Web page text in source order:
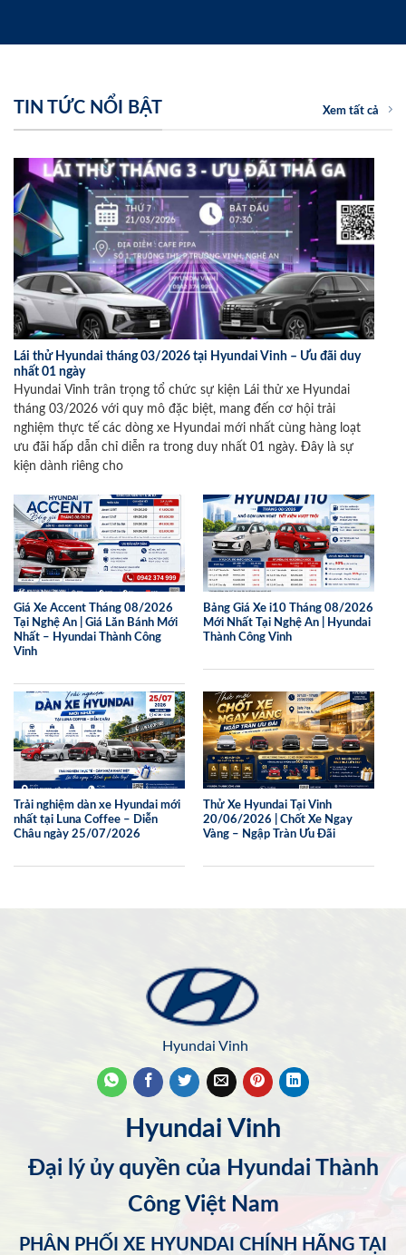
TIN TỨC NỔI BẬT Xem tất cả
Lái thử Hyundai tháng 03/2026 tại Hyundai Vinh – Ưu đãi duy
nhất 01 ngày
Hyundai Vinh trân trọng tổ chức sự kiện Lái thử xe Hyundai
tháng 03/2026 với quy mô đặc biệt, mang đến cơ hội trải
nghiệm thực tế các dòng xe Hyundai mới nhất cùng hàng loạt
ưu đãi hấp dẫn chỉ diễn ra trong duy nhất 01 ngày. Đây là sự
kiện dành riêng cho
Giá Xe Accent Tháng 08/2026
Tại Nghệ An | Giá Lăn Bánh Mới
Nhất – Hyundai Thành Công
Vinh
Bảng Giá Xe i10 Tháng 08/2026
Mới Nhất Tại Nghệ An | Hyundai
Thành Công Vinh
Trải nghiệm dàn xe Hyundai mới
nhất tại Luna Coffee – Diễn
Châu ngày 25/07/2026
Thử Xe Hyundai Tại Vinh
20/06/2026 | Chốt Xe Ngay
Vàng – Ngập Tràn Ưu Đãi
Hyundai Vinh
Hyundai Vinh
Đại lý ủy quyền của Hyundai Thành
Công Việt Nam
PHÂN PHỐI XE HYUNDAI CHÍNH HÃNG TẠI